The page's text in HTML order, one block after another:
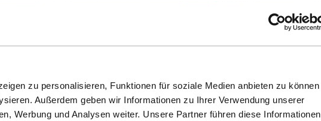
zu personalisieren, Funktionen für soziale Medien anbieten zu können
Außerdem geben wir Informationen zu Ihrer Verwendung unserer
Werbung und Analysen weiter. Unsere Partner führen diese Informationen